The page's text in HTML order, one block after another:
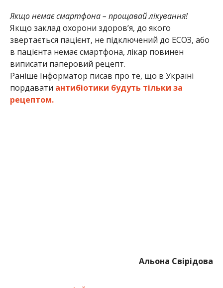
Якщо немає смартфона – прощавай лікування!
Якщо заклад охорони здоров’я, до якого
звертається пацієнт, не підключений до ЕСОЗ, або
в пацієнта немає смартфона, лікар повинен
виписати паперовий рецепт.
Раніше Інформатор писав про те, що в Україні
пордавати антибіотики будуть тільки за
рецептом.
Альона Свірідова